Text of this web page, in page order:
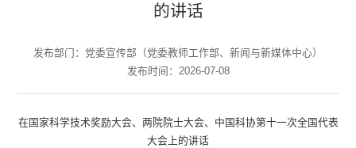
的讲话
发布部门：党委宣传部（党委教师工作部、新闻与新媒体中心）
发布时间：2026-07-08
在国家科学技术奖励大会、两院院士大会、中国科协第十一次全国代表
大会上的讲话